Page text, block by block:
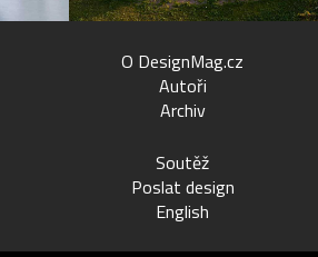
O DesignMag.cz
Autoři
Archiv
Soutěž
Poslat design
English